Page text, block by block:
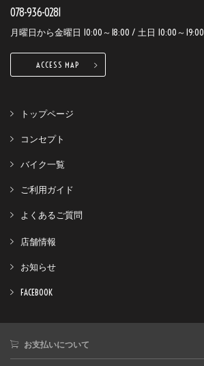
078-936-0281
月曜日から金曜日 10:00～18:00 / 土日 10:00～19:00
ACCESS MAP
トップページ
コンセプト
バイク一覧
ご利用ガイド
よくあるご質問
店舗情報
お知らせ
FACEBOOK
お支払いについて